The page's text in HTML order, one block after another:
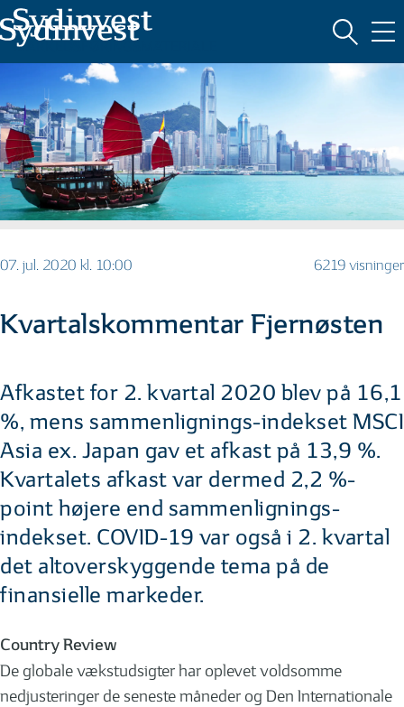
MARKEDSFØRINGSMATERIALE
07. jul. 2020 kl. 10:00 6219 visninger
Kvartalskommentar Fjernøsten
Afkastet for 2. kvartal 2020 blev på 16,1
%, mens sammenlignings-indekset MSCI
Asia ex. Japan gav et afkast på 13,9 %.
Kvartalets afkast var dermed 2,2 %-
point højere end sammenlignings-
indekset. COVID-19 var også i 2. kvartal
det altoverskyggende tema på de
finansielle markeder.
Country Review
De globale vækstudsigter har oplevet voldsomme
nedjusteringer de seneste måneder og Den Internationale